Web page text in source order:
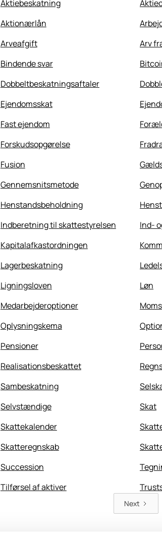
Aktiebeskatning
Aktionærlån
Arveafgift Arv
Bindende svar
Dobbeltbeskatningsaftaler
Ejendomsskat
Fast ejendom
Forskudsopgørelse
Fusion
Gennemsnitsmetode
Henstandsbeholdning
Indberetning til skattestyrelsen Ind-
Kapitalafkastordningen
Lagerbeskatning
Ligningsloven Løn
Medarbejderoptioner Moms
Oplysningskema
Pensioner
Realisationsbeskattet
Sambeskatning
Selvstændige Skat
Skattekalender
Skatteregnskab
Succession
Tilførsel af aktiver
Next